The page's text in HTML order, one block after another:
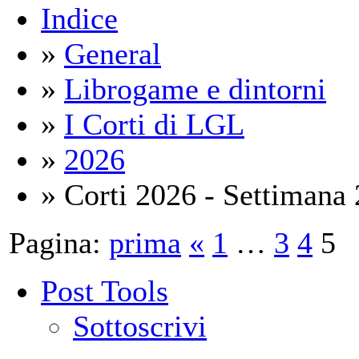
Indice
» General
» Librogame e dintorni
» I Corti di LGL
» 2026
» Corti 2026 - Settimana
Pagina: prima « 1 … 3 4 5
Post Tools
Sottoscrivi